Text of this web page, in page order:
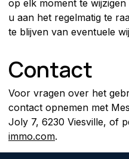
op elk moment te
u aan het regelmatig te
te blijven van eventuele
Contact
Voor vragen over het
contact opnemen met
Joly 7, 6230 Viesville, of
immo.com.